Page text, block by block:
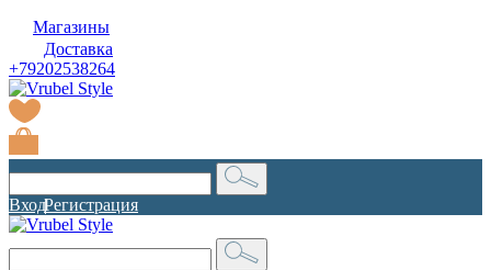
Магазины
Доставка
+79202538264
Вход|
Регистрация